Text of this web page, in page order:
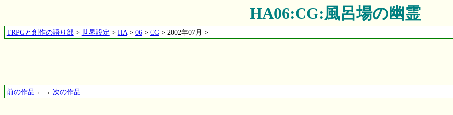
HA06:CG:風呂場の幽霊
TRPGと創作の語り部> 世界設定 > HA> 06> CG> 2002年07月 >
前の作品 ←→ 次の作品